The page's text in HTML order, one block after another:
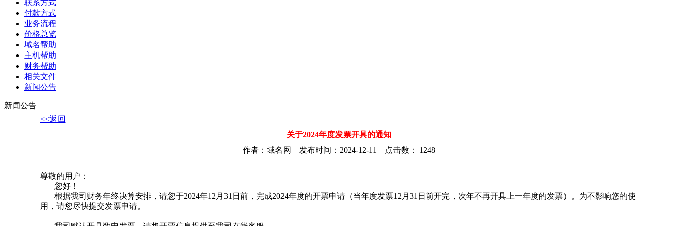
联系方式
付款方式
业务流程
价格总览
域名帮助
主机帮助
财务帮助
相关文件
新闻公告
新闻公告
<<返回
关于2024年度发票开具的通知
作者：域名网 发布时间：2024-12-11 点击数： 1248
尊敬的用户：
您好！
根据我司财务年终决算安排，请您于2024年12月31日前，完成2024年度的开票申请（当年度发票12月31日前开完，次年不再开具上一年度的发票）。为不影响您的使
用，请您尽快提交发票申请。